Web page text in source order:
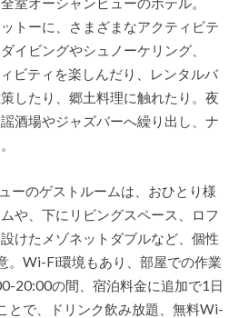
トーに、さまざまなアクティビテ
イビングやシュノーケリング、
ビティを楽しんだり、レンタルバ
したり、郷土料理に触れたり。夜
酒場やジャズバーへ繰り出し、ナ
ーのゲストルームは、おひとり様
や、下にリビングスペース、ロフ
けたメゾネットダブルなど、個性
。Wi-Fi環境もあり、部屋での作業
20:00の間、宿泊料金に追加で1日
とで、ドリンク飲み放題、無料Wi-